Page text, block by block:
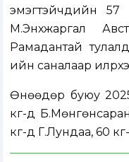
эмэгтэйчүүдийн
М.Энхжаргал
Рамадантай
ийн саналаар
Өнөөдөр буюу
кг-д
кг-д Г.Лундаа, 60